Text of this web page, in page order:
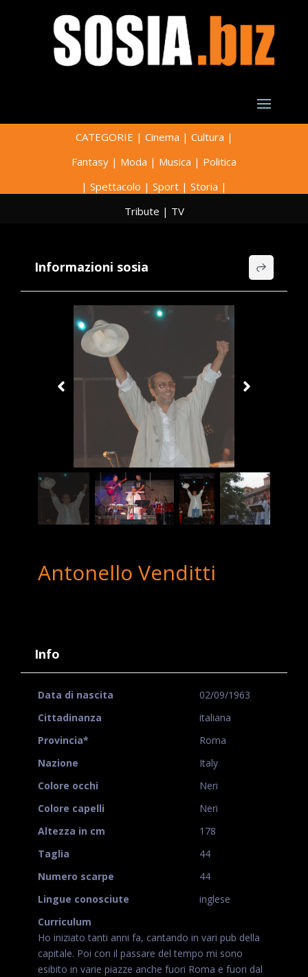
CATEGORIE | Cinema | Cultura |
Fantasy | Moda | Musica | Politica
| Spettacolo | Sport | Storia |
Tribute | TV
Informazioni sosia
Antonello Venditti
Info
Data di nascita
02/09/1963
Cittadinanza
italiana
Provincia*
Roma
Nazione
Italy
Colore occhi
Neri
Colore capelli
Neri
Altezza in cm
178
Taglia
44
Numero scarpe
44
Lingue conosciute
inglese
Curriculum
Ho iniziato tanti anni fa, cantando in vari pub della
capitale. Poi con il passare del tempo mi sono
esibito in varie piazze anche fuori Roma e fuori dal